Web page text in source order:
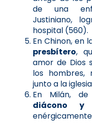
de una
Justiniano,
hospital (560).
En Chinon, en
presbítero,
amor de Dios
los hombres,
junto a la
En Milán, de
diácono y